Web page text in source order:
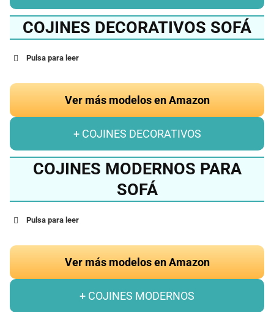
COJINES DECORATIVOS SOFÁ
Pulsa para leer
Ver más modelos en Amazon
+ COJINES DECORATIVOS
COJINES MODERNOS PARA
SOFÁ
Pulsa para leer
Ver más modelos en Amazon
+ COJINES MODERNOS